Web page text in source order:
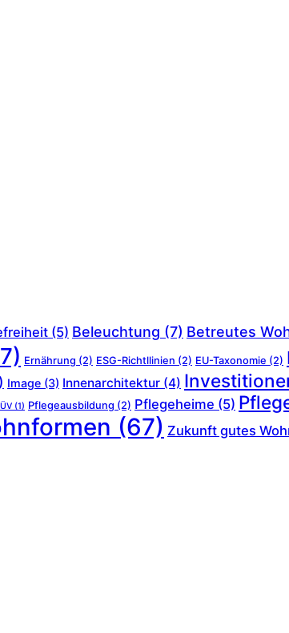
(5) Beleuchtung (7) Betreutes
Ernährung (2) ESG-Richtllinien (2) EU-Taxonomie (2)
Image (3) Innenarchitektur (4)
(1) Pflegeausbildung (2) Pflegeheime (5)
(67) Zukunft gutes